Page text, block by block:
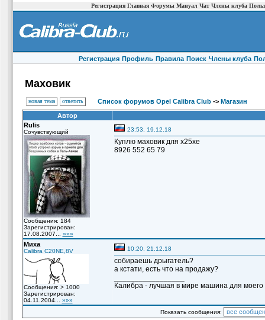
Регистрация Главная Форумы Мануал Чат Члены клуба
Регистрация Профиль Правила Поиск Члены клуба
Маховик
новая тема ответить Список форумов Opel Calibra Club-> Магазин
Автор
Rulis
Сочувствующий
Сообщения: 184
Зарегистрирован:
17.08.2007... »»»
23:53, 19.12.18
Куплю маховик для x25xe
8926 552 65 79
Миха
Calibra C20NE,8V
Сообщения: > 1000
Зарегистрирован:
04.11.2004... »»»
10:20, 21.12.18
собираешь дрыгатель?
а кстати, есть что на продажу?
Калибра - лучшая в мире машина для моего
Показать сообщения: